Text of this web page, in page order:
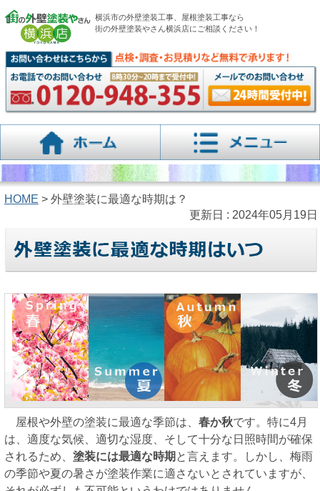
横浜市の外壁塗装工事、屋根塗装工事なら
街の外壁塗装やさん横浜店にご相談ください！
HOME > 外壁塗装に最適な時期は？
更新日 : 2024年05月19日
屋根や外壁の塗装に最適な季節は、 春か秋です。特に4月
は、適度な気候、適切な湿度、そして十分な日照時間が確保
されるため、 塗装には最適な時期 と言えます。しかし、梅雨
の季節や夏の暑さが塗装作業に適さないとされていますが、